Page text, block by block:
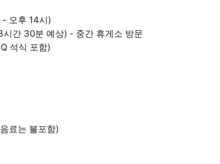
오후 14시)
간 30분 예상) - 중간 휴게소 방문
석식 포함)
료는 불포함)